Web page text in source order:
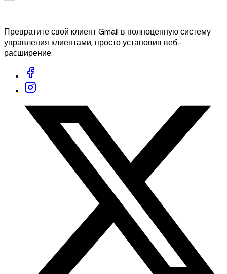
Превратите свой клиент Gmail в полноценную систему
управления клиентами, просто установив веб-
расширение.